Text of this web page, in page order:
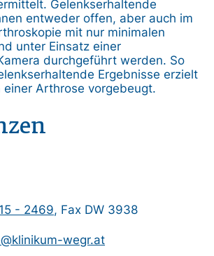
Gelenkserhaltende
entweder offen, aber auch im
mit nur minimalen
unter Einsatz einer
durchgeführt werden. So
Ergebnisse erzielt
einer Arthrose vorgebeugt.
- 2469, Fax DW 3938
wegr.at